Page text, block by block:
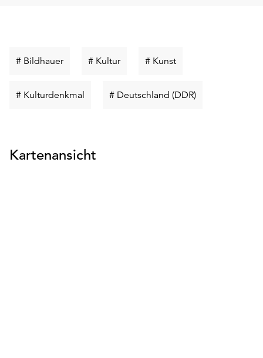
# BildhauerSchlüsselwort
# KulturSchlüsselwort
# KunstSchlüsselwort
# Kulturdenkmal Schlüsselwort
# Deutschland (DDR)Schlüsselwort
Kartenansicht